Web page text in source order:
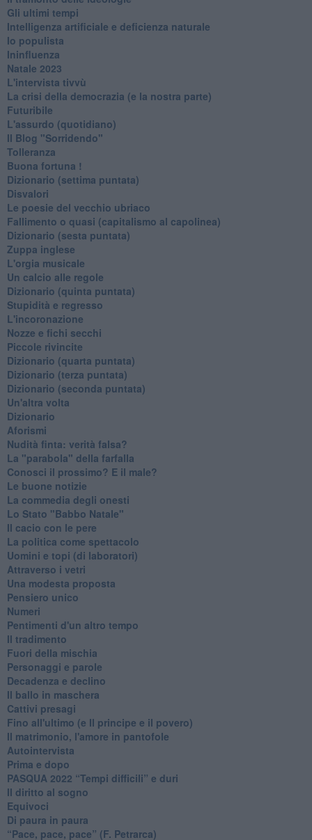
Gli ultimi tempi
Intelligenza artificiale e deficienza naturale
Io populista
Ininfluenza
Natale 2023
L'intervista tivvù
La crisi della democrazia (e la nostra parte)
Futuribile
L'assurdo (quotidiano)
Il Blog "Sorridendo"
Tolleranza
Buona fortuna !
​Dizionario (settima puntata)
Disvalori
Le poesie del vecchio ubriaco
Fallimento o quasi (capitalismo al capolinea)
Dizionario (sesta puntata)
Zuppa inglese
L'orgia musicale
Un calcio alle regole
Dizionario (quinta puntata)
Stupidità e regresso
L'incoronazione
Nozze e fichi secchi
Piccole rivincite
​Dizionario (quarta puntata)
​Dizionario (terza puntata)
​Dizionario (seconda puntata)
Un'altra volta
Dizionario
Aforismi
Nudità finta: verità falsa?
La "parabola" della farfalla
Conosci il prossimo? E il male?
Le buone notizie
La commedia degli onesti
Lo Stato "Babbo Natale"
Il cacio con le pere
La politica come spettacolo
Uomini e topi (di laboratori)
Attraverso i vetri
Una modesta proposta
Pensiero unico
Numeri
Pentimenti d'un altro tempo
Il tradimento
Fuori della mischia
Personaggi e parole
Decadenza e declino
Il ballo in maschera
Cattivi presagi
Fino all'ultimo (e Il principe e il povero)
Il matrimonio, l'amore in pantofole
Autointervista
Prima e dopo
​PASQUA 2022 “Tempi difficili” e duri
Il diritto al sogno
Equivoci
Di paura in paura
​“Pace, pace, pace” (F. Petrarca)